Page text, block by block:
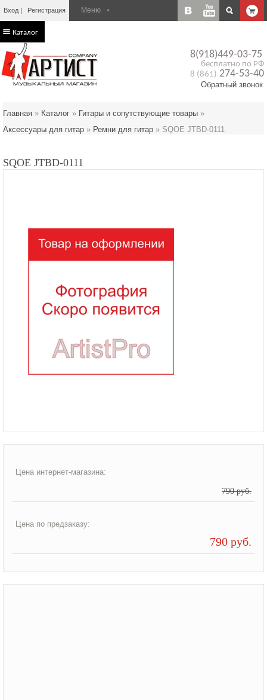
Вход Регистрация
8(918)449-03-75
бесплатно по РФ
8 (861) 274-53-40
Обратный звонок
Каталог
Главная » Каталог » Гитары и сопутствующие товары »
Аксессуары для гитар » Ремни для гитар » SQOE JTBD-0111
SQOE JTBD-0111
Цена интернет-магазина:
790 руб.
Цена по предзаказу:
790 руб.